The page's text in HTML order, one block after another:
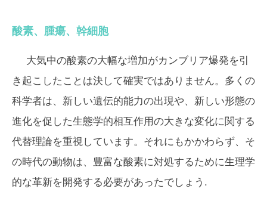
酸素、腫瘍、幹細胞
大気中の酸素の大幅な増加がカンブリア爆発を引
き起こしたことは決して確実ではありません。多くの
科学者は、新しい遺伝的能力の出現や、新しい形態の
進化を促した生態学的相互作用の大きな変化に関する
代替理論を重視しています。それにもかかわらず、そ
の時代の動物は、豊富な酸素に対処するために生理学
的な革新を開発する必要があったでしょう.